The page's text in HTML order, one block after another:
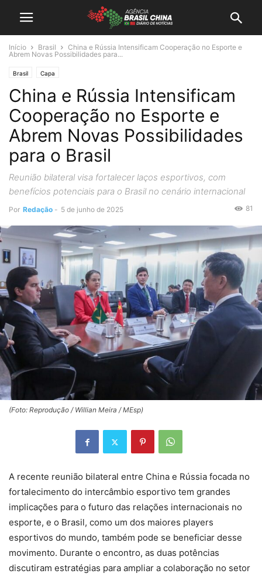
Início Brasil
China e Rússia Intensificam Cooperação no Esporte e
Abrem Novas Possibilidades para...
Brasil Capa
China e Rússia Intensificam
Cooperação no Esporte e
Abrem Novas Possibilidades
para o Brasil
Reunião bilateral visa fortalecer laços esportivos, com
benefícios potenciais para o Brasil no cenário internacional
Por Redação - 5 de junho de 2025 81
(Foto: Reprodução / Willian Meira / MEsp)
A recente reunião bilateral entre China e Rússia focada no
fortalecimento do intercâmbio esportivo tem grandes
implicações para o futuro das relações internacionais no
esporte, e o Brasil, como um dos maiores players
esportivos do mundo, também pode se beneficiar desse
movimento. Durante o encontro, as duas potências
discutiram estratégias para ampliar a colaboração no setor